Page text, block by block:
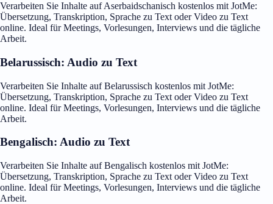
Verarbeiten Sie Inhalte auf Aserbaidschanisch kostenlos mit JotMe:
Übersetzung, Transkription, Sprache zu Text oder Video zu Text
online. Ideal für Meetings, Vorlesungen, Interviews und die tägliche
Arbeit.
Belarussisch: Audio zu Text
Verarbeiten Sie Inhalte auf Belarussisch kostenlos mit JotMe:
Übersetzung, Transkription, Sprache zu Text oder Video zu Text
online. Ideal für Meetings, Vorlesungen, Interviews und die tägliche
Arbeit.
Bengalisch: Audio zu Text
Verarbeiten Sie Inhalte auf Bengalisch kostenlos mit JotMe:
Übersetzung, Transkription, Sprache zu Text oder Video zu Text
online. Ideal für Meetings, Vorlesungen, Interviews und die tägliche
Arbeit.